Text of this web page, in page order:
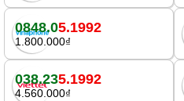
0848.05.1992
1.800.000₫
038.235.1992
4.560.000₫